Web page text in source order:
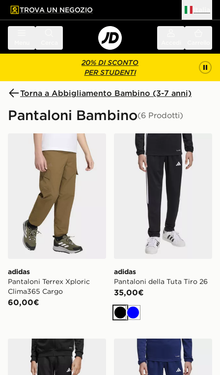
principale
a fondo pagina
TROVA UN NEGOZIO
20% DI SCONTO
PER STUDENTI
Torna a Abbigliamento Bambino (3-7 anni)
Pantaloni Bambino(6 Prodotti)
adidas Pantaloni Terrex Xploric Clima365 Cargo
adidas
Pantaloni Terrex Xploric
Clima365 Cargo
60,00€
adidas Pantaloni della
adidas
Pantaloni della Tuta Tiro 26
35,00€
Nero
Blu
adidas Pantaloni Da Allenamento Tiro 25 Essentials
adidas Pantaloni della